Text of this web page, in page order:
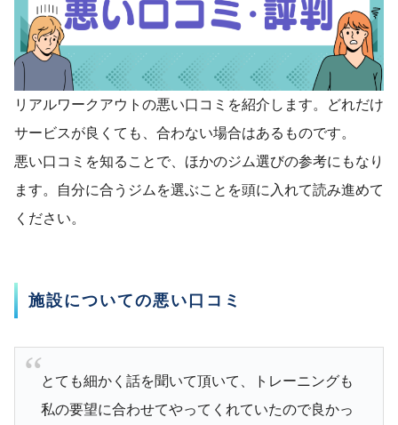
リアルワークアウトの悪い口コミを紹介します。どれだけ
サービスが良くても、合わない場合はあるものです。
悪い口コミを知ることで、ほかのジム選びの参考にもなり
ます。自分に合うジムを選ぶことを頭に入れて読み進めて
ください。
施設についての悪い口コミ
とても細かく話を聞いて頂いて、トレーニングも
私の要望に合わせてやってくれていたので良かっ